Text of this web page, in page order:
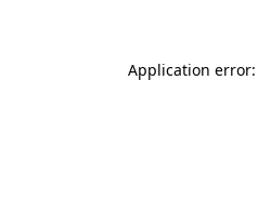
Application